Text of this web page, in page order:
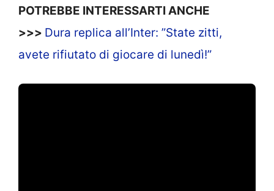
POTREBBE INTERESSARTI ANCHE
>>> Dura replica all’Inter: ”State zitti,
avete rifiutato di giocare di lunedì!”